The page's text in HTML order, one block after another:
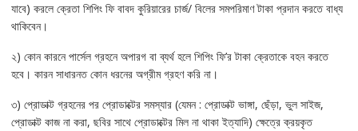
যাবে) করলে ক্রেতা শিপিং ফি বাবদ কুরিয়ারের চার্জ/ বিলের সমপরিমাণ টাকা প্রদান করতে বাধ্য
থাকিবেন।
২) কোন কারনে পার্সেল গ্রহনে অপারগ বা ব্যর্থ হলে শিপিং ফি’র টাকা ক্রেতাকে বহন করতে
হবে। কারন সাধারনত কোন ধরনের অগ্রীম গ্রহণ করি না।
৩) প্রোডাক্ট গ্রহনের পর প্রোডাক্টের সমস্যার (যেমন : প্রোডাক্ট ভাঙ্গা, ছেঁড়া, ভুল সাইজ,
প্রোডাক্ট কাজ না করা, ছবির সাথে প্রোডাক্টের মিল না থাকা ইত্যাদি) ক্ষেত্রে ক্রয়কৃত